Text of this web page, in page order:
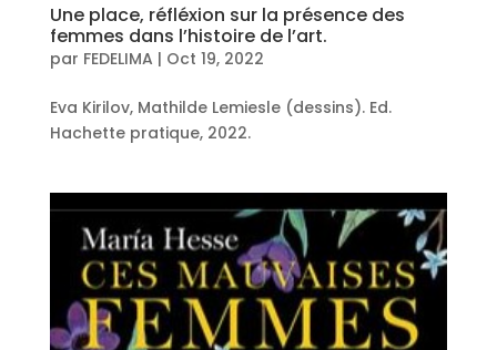
Une place, réfléxion sur la présence des
femmes dans l’histoire de l’art.
par FEDELIMA | Oct 19, 2022
Eva Kirilov, Mathilde Lemiesle (dessins). Ed.
Hachette pratique, 2022.